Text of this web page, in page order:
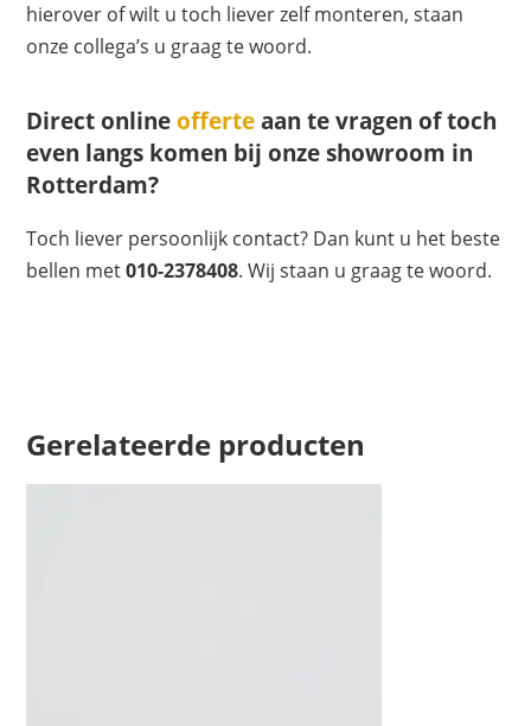
hierover of wilt u toch liever zelf monteren, staan
onze collega’s u graag te woord.
Direct onlineofferte aan te vragen of toch
even langs komen bij onze showroom in
Rotterdam?
Toch liever persoonlijk contact? Dan kunt u het beste
bellen met010-2378408. Wij staan u graag te woord.
Gerelateerde producten